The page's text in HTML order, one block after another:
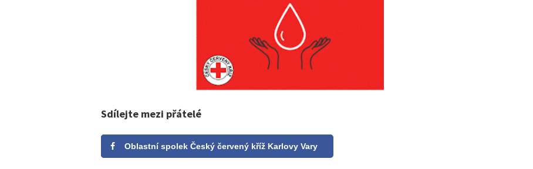
Sdílejte mezi přátelé
Oblastní spolek Český červený kříž Karlovy Vary